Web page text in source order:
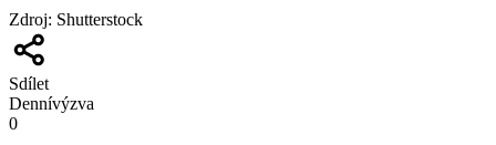
Zdroj: Shutterstock
Sdílet
Dennívýzva
0